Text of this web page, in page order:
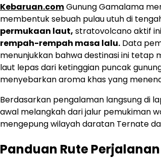
Kebaruan.comGunung Gamalama
membentuk sebuah pulau utuh di
permukaan laut, stratovolcano aktif
rempah-rempah masa lalu. Data
menunjukkan bahwa destinasi ini
laut lepas dari ketinggian puncak
menyebarkan aroma khas yang
Berdasarkan pengalaman langsung di
awal melangkah dari jalur pemukiman
mengepung wilayah daratan Ternate
Panduan Rute